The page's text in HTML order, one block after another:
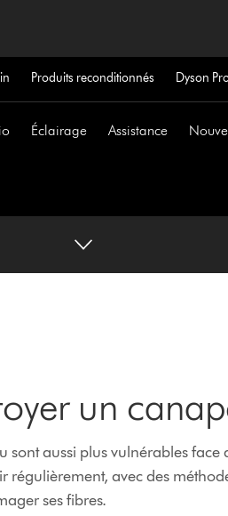
Produits reconditionnés Dyson
Éclairage Assistance
un
sont aussi plus vulnérables
avec des
ses fibres.